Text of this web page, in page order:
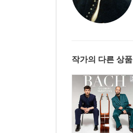
작가의 다른 상품